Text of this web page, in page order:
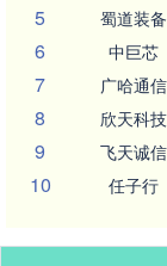
5 蜀道装备
6 中巨芯
7 广哈通信
8 欣天科技
9 飞天诚信
10 任子行